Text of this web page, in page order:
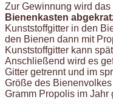
Zur Gewinnung wird
Bienenkasten
Kunststoffgitter in den
den Bienen dann mit
Kunststoffgitter kann
Anschließend wird es
Gitter getrennt und im
Größe des
Gramm Propolis im Jahr